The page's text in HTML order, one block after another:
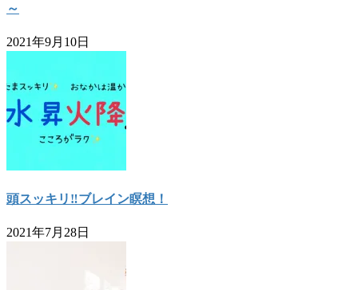
～
2021年9月10日
頭スッキリ‼ブレイン瞑想！
2021年7月28日